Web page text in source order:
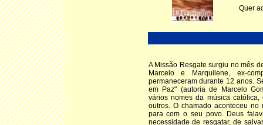
Quer
A Missão Resgate surgiu no mês
Marcelo e Marquilene, ex-
permaneceram durante 12 anos.
em Paz" (autoria de Marcelo
vários nomes da música
outros. O chamado aconteceu
para com o seu povo. Deus
necessidade de resgatar, de